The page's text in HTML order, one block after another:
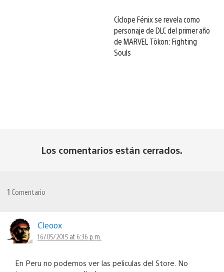
Cíclope Fénix se revela como
personaje de DLC del primer año
de MARVEL Tōkon: Fighting
Souls
Los comentarios están cerrados.
1 Comentario
Cleoox
16/05/2015 at 6:36 p.m.
En Peru no podemos ver las peliculas del Store. No